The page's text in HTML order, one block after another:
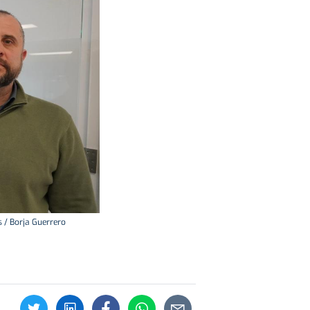
/ Borja Guerrero